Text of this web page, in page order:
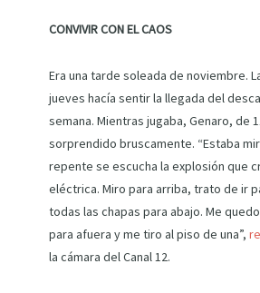
CONVIVIR CON EL CAOS
Era una tarde soleada de noviembre.
jueves hacía sentir la llegada del
semana. Mientras jugaba, Genaro, de
sorprendido bruscamente. “Estaba
repente se escucha la explosión que
eléctrica. Miro para arriba, trato de ir
todas las chapas para abajo. Me
para afuera y me tiro al piso de una”,
la cámara del Canal 12.